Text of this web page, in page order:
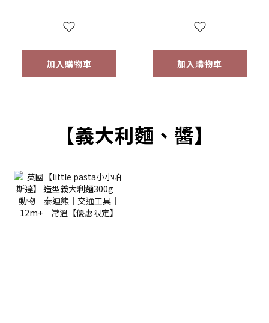
加入購物車 加入購物車
【義大利麵、醬】